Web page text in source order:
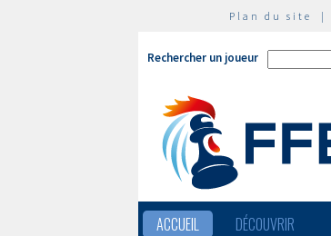
Plan du site |
Rechercher un joueur
ACCUEIL DÉCOUVRIR